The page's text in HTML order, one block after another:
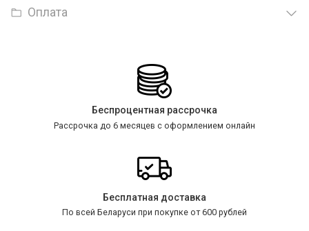
Оплата
Беспроцентная рассрочка
Рассрочка до 6 месяцев с оформлением онлайн
Бесплатная доставка
По всей Беларуси при покупке от 600 рублей